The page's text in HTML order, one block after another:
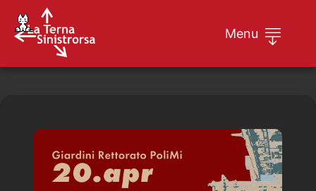
Menu
Rappresentanti
Calcolatrice tasse universitarie